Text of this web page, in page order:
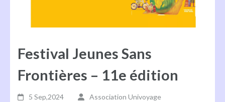
Festival Jeunes Sans
Frontières – 11e édition
5 Sep,2024
Association Univoyage